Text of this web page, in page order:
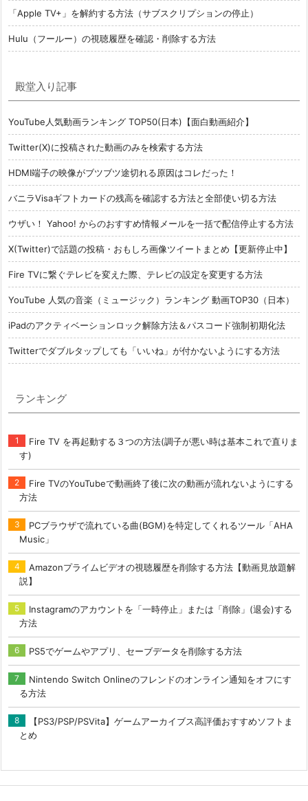
「Apple TV+」を解約する方法（サブスクリプションの停止）
Hulu（フールー）の視聴履歴を確認・削除する方法
殿堂入り記事
YouTube人気動画ランキング TOP50(日本)【面白動画紹介】
Twitter(X)に投稿された動画のみを検索する方法
HDMI端子の映像がブツブツ途切れる原因はコレだった！
バニラVisaギフトカードの残高を確認する方法と全部使い切る方法
ウザい！ Yahoo! からのおすすめ情報メールを一括で配信停止する方法
X(Twitter)で話題の投稿・おもしろ画像ツイートまとめ【更新停止中】
Fire TVに繋ぐテレビを変えた際、テレビの設定を変更する方法
YouTube 人気の音楽（ミュージック）ランキング 動画TOP30（日本）
iPadのアクティベーションロック解除方法＆パスコード強制初期化法
Twitterでダブルタップしても「いいね」が付かないようにする方法
ランキング
Fire TV を再起動する３つの方法(調子が悪い時は基本これで直りま
す)
Fire TVのYouTubeで動画終了後に次の動画が流れないようにする
方法
PCブラウザで流れている曲(BGM)を特定してくれるツール「AHA
Music」
Amazonプライムビデオの視聴履歴を削除する方法【動画見放題解
説】
Instagramのアカウントを「一時停止」または「削除」(退会)する
方法
PS5でゲームやアプリ、セーブデータを削除する方法
Nintendo Switch Onlineのフレンドのオンライン通知をオフにす
る方法
【PS3/PSP/PSVita】ゲームアーカイブス高評価おすすめソフトま
とめ